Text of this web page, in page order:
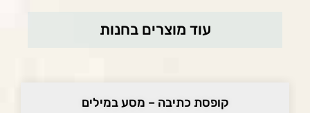
עוד מוצרים בחנות
קופסת כתיבה – מסע במילים